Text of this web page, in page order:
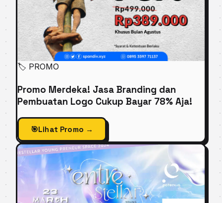
🏷️ PROMO
Promo Merdeka! Jasa Branding dan
Pembuatan Logo Cukup Bayar 78% Aja!
🎯Lihat Promo →